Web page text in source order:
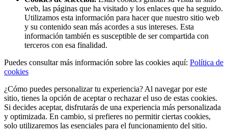
web, las páginas que ha visitado y los enlaces que ha seguido.
Utilizamos esta información para hacer que nuestro sitio web
y su contenido sean más acordes a sus intereses. Esta
información también es susceptible de ser compartida con
terceros con esa finalidad.
Puedes consultar más información sobre las cookies aquí: Política de
cookies
¿Cómo puedes personalizar tu experiencia? Al navegar por este
sitio, tienes la opción de aceptar o rechazar el uso de estas cookies.
Si decides aceptar, disfrutarás de una experiencia más personalizada
y optimizada. En cambio, si prefieres no permitir ciertas cookies,
solo utilizaremos las esenciales para el funcionamiento del sitio.